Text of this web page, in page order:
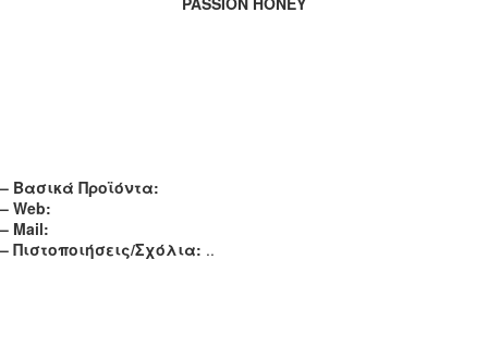
– Βασικά Προϊόντα:
– Web:
– Mail:
– Πιστοποιήσεις/Σχόλια: ..